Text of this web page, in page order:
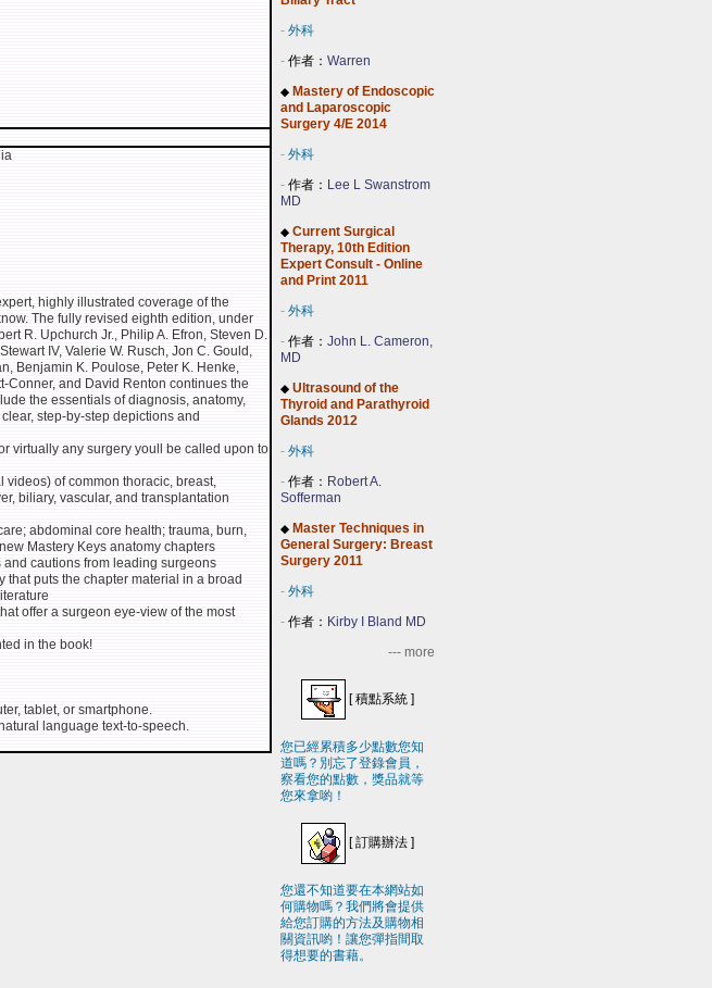
highly illustrated coverage of the
The fully revised eighth edition, under
R. Upchurch Jr., Philip A. Efron, Steven D.
IV, Valerie W. Rusch, Jon C. Gould,
Benjamin K. Poulose, Peter K. Henke,
Conner, and David Renton continues the
the essentials of diagnosis, anatomy,
step-by-step depictions and
virtually any surgery youll be called upon to
of common thoracic, breast,
biliary, vascular, and transplantation
abdominal core health; trauma, burn,
Mastery Keys anatomy chapters
cautions from leading surgeons
puts the chapter material in a broad
offer a surgeon eye-view of the most
in the book!
tablet, or smartphone.
language text-to-speech.
- 外科
- 作者： Warren
◆ Mastery of Endoscopic
and Laparoscopic
Surgery 4/E 2014
- 外科
- 作者： Lee L Swanstrom
MD
◆ Current Surgical
Therapy, 10th Edition
Expert Consult - Online
and Print 2011
- 外科
- 作者： John L. Cameron,
MD
◆ Ultrasound of the
Thyroid and Parathyroid
Glands 2012
- 外科
- 作者： Robert A.
Sofferman
◆ Master Techniques in
General Surgery: Breast
Surgery 2011
- 外科
- 作者： Kirby I Bland MD
--- more
[積點系統 ]
您已經累積多少點數您知
道嗎？別忘了登錄會員，
察看您的點數，獎品就等
您來拿喲！
[訂購辦法 ]
您還不知道要在本網站如
何購物嗎？我們將會提供
給您訂購的方法及購物相
關資訊喲！讓您彈指間取
得想要的書藉。